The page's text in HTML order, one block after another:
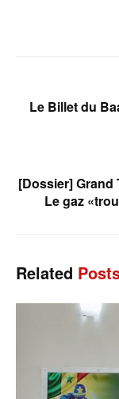
Le Billet du
[Dossier] Grand
Le gaz
Related